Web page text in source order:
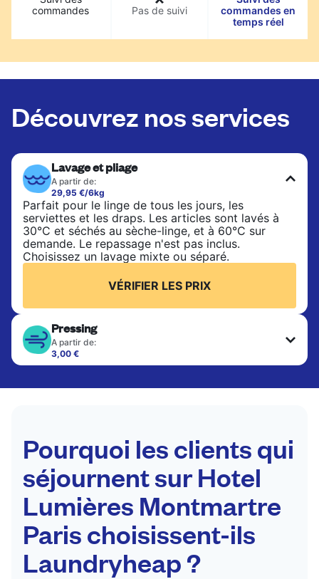
commandes
Pas de suivi
commandes en
temps réel
Découvrez nos services
Lavage et pliage
A partir de:
29,95 €/6kg
Parfait pour le linge de tous les jours, les
serviettes et les draps. Les articles sont lavés à
30°C et séchés au sèche-linge, et à 60°C sur
demande. Le repassage n'est pas inclus.
Choisissez un lavage mixte ou séparé.
VÉRIFIER LES PRIX
Pressing
A partir de:
3,00 €
Les articles délicats sont nettoyés à sec et finis
costumes, les robes, les manteaux et les tissus
VÉRIFIER LES PRIX
Pourquoi les clients qui
séjournent sur Hotel
Lumières Montmartre
Paris choisissent-ils
Laundryheap ?